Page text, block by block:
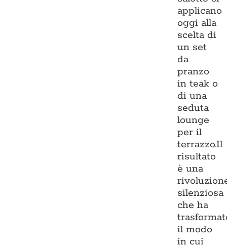
applicano
oggi alla
scelta di
un set
da
pranzo
in teak o
di una
seduta
lounge
per il
terrazzo.Il
risultato
è una
silenziosa
che ha
il modo
in cui